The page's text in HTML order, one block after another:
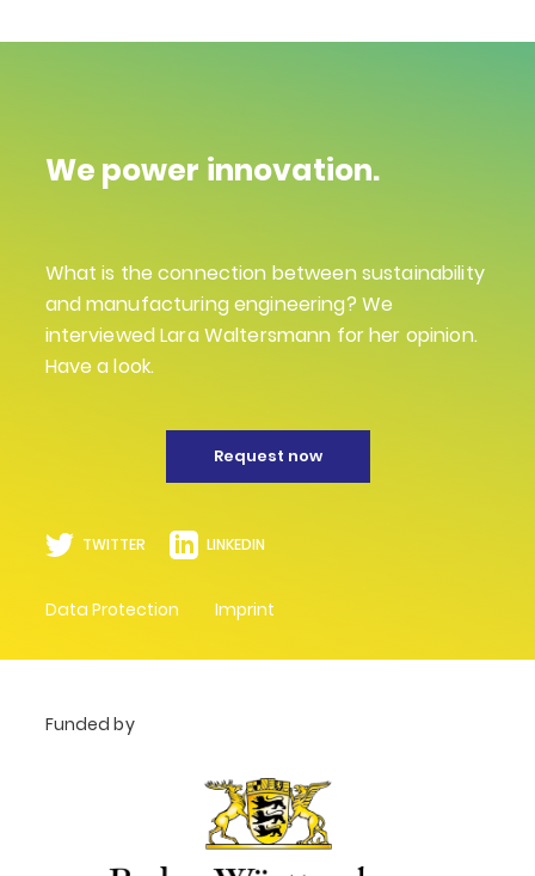
We power innovation.
What is the connection between sustainability
and manufacturing engineering? We
interviewed Lara Waltersmann for her opinion.
Have a look.
Request now
TWITTER LINKEDIN
Data Protection Imprint
Funded by